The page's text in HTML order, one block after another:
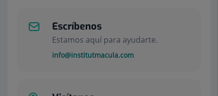
Escríbenos
Estamos aquí para ayudarte.
info@institutmacula.com